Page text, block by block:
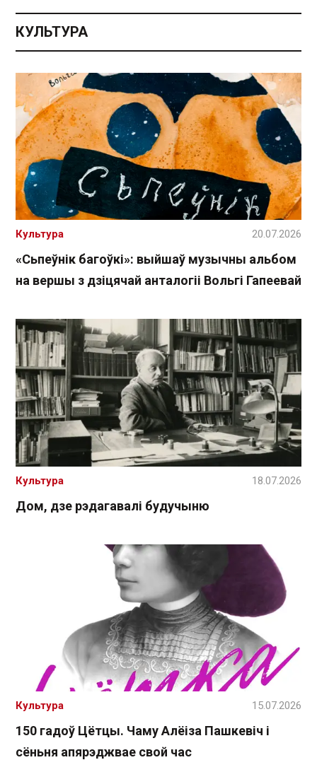
КУЛЬТУРА
«Сьпеўнік багоўкі»: выйшаў музычны альбом
на вершы з дзіцячай анталогіі Вольгі Гапеевай
Культура 20.07.2026
Дом, дзе рэдагавалі будучыню
Культура 18.07.2026
150 гадоў Цётцы. Чаму Алёіза Пашкевіч і
сёньня апярэджвае свой час
Культура 15.07.2026